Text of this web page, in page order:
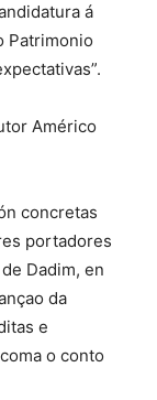
á
Patrimonio
Américo
concretas
portadores
Dadim, en
da
e
o conto